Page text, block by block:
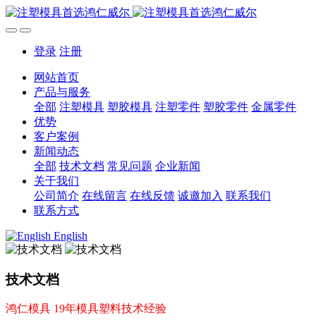
登录 注册
网站首页
产品与服务
全部 注塑模具 塑胶模具 注塑零件 塑胶零件 金属零件
优势
客户案例
新闻动态
全部 技术文档 常见问题 企业新闻
关于我们
公司简介 在线留言 在线反馈 诚邀加入 联系我们
联系方式
English
技术文档
鸿仁模具 19年模具塑料技术经验